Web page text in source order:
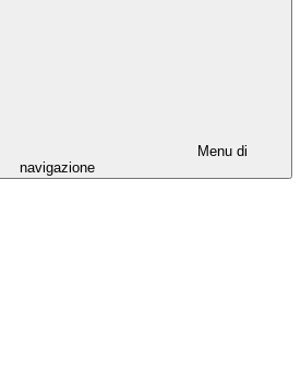
Menu di
navigazione